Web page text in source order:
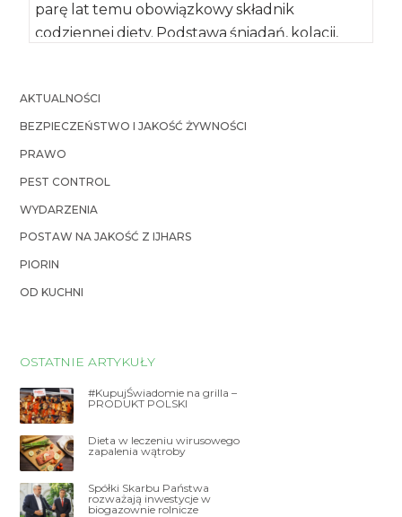
parę lat temu obowiązkowy składnik
codziennej diety. Podstawa śniadań, kolacji,
AKTUALNOŚCI
BEZPIECZEŃSTWO I JAKOŚĆ ŻYWNOŚCI
PRAWO
PEST CONTROL
WYDARZENIA
POSTAW NA JAKOŚĆ Z IJHARS
PIORIN
OD KUCHNI
OSTATNIE ARTYKUŁY
#KupujŚwiadomie na grilla –
PRODUKT POLSKI
Dieta w leczeniu wirusowego
zapalenia wątroby
Spółki Skarbu Państwa
rozważają inwestycje w
biogazownie rolnicze